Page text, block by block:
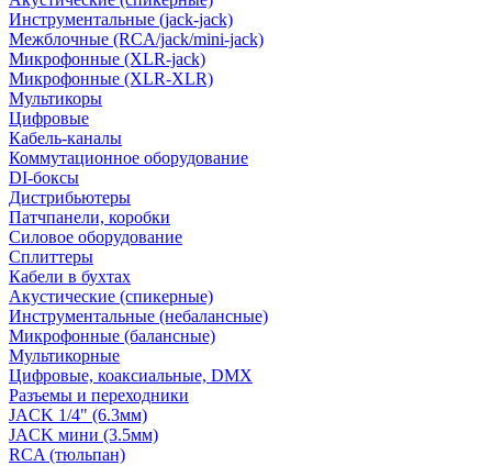
Инструментальные (jack-jack)
Межблочные (RCA/jack/mini-jack)
Микрофонные (XLR-jack)
Микрофонные (XLR-XLR)
Мультикоры
Цифровые
Кабель-каналы
Коммутационное оборудование
DI-боксы
Дистрибьютеры
Патчпанели, коробки
Силовое оборудование
Сплиттеры
Кабели в бухтах
Акустические (спикерные)
Инструментальные (небалансные)
Микрофонные (балансные)
Мультикорные
Цифровые, коаксиальные, DMX
Разъемы и переходники
JACK 1/4" (6.3мм)
JACK мини (3.5мм)
RCA (тюльпан)